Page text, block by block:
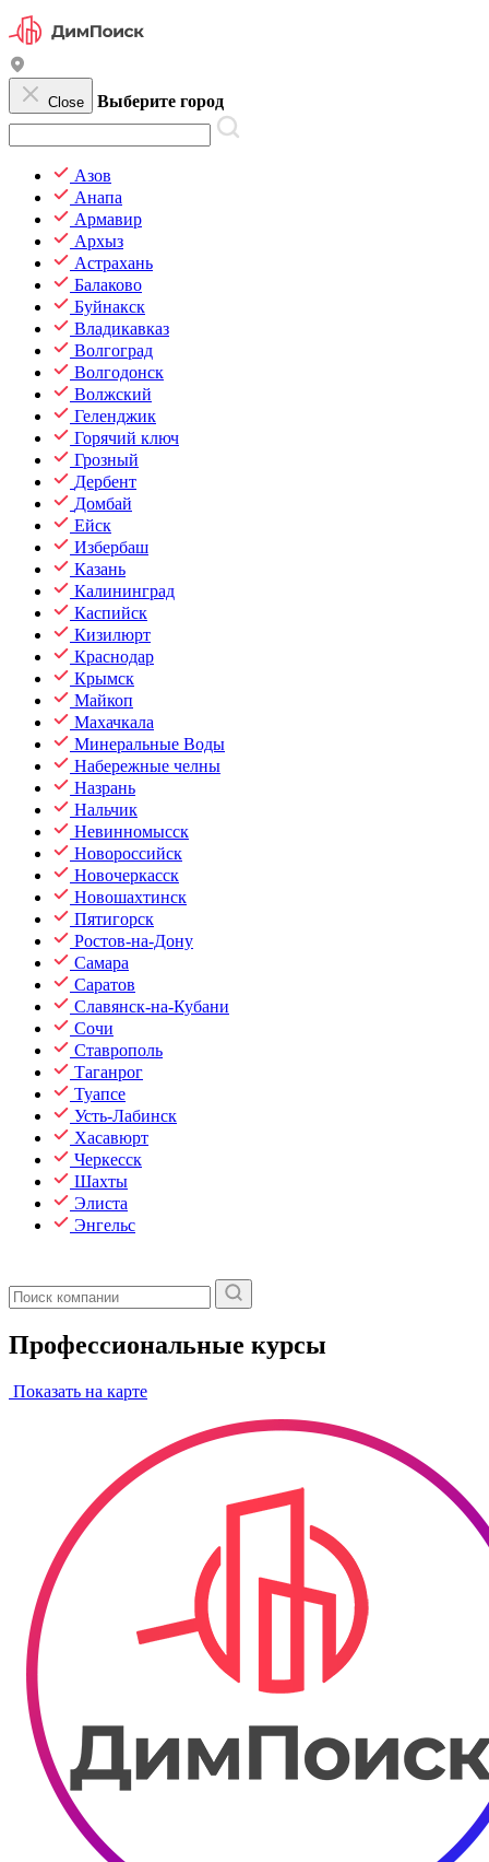
Close Выберите город
Азов
Анапа
Армавир
Архыз
Астрахань
Балаково
Буйнакск
Владикавказ
Волгоград
Волгодонск
Волжский
Геленджик
Горячий ключ
Грозный
Дербент
Домбай
Ейск
Избербаш
Казань
Калининград
Каспийск
Кизилюрт
Краснодар
Крымск
Майкоп
Махачкала
Минеральные Воды
Набережные челны
Назрань
Нальчик
Невинномысск
Новороссийск
Новочеркасск
Новошахтинск
Пятигорск
Ростов-на-Дону
Самара
Саратов
Славянск-на-Кубани
Сочи
Ставрополь
Таганрог
Туапсе
Усть-Лабинск
Хасавюрт
Черкесск
Шахты
Элиста
Энгельс
Профессиональные курсы
Показать на карте